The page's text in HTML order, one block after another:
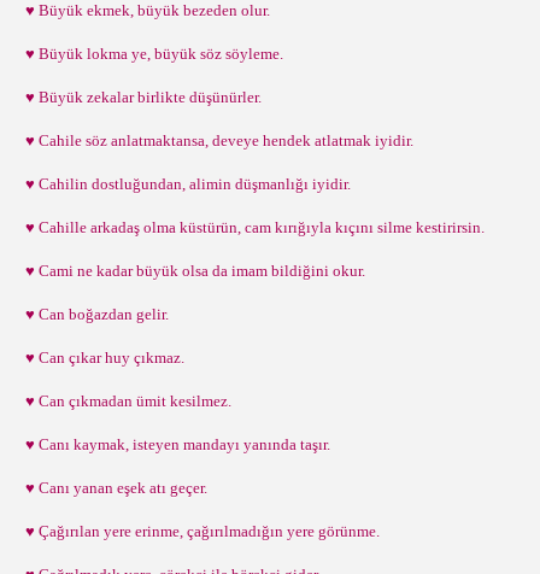
♥ Büyük ekmek, büyük bezeden olur.
♥ Büyük lokma ye, büyük söz söyleme.
♥ Büyük zekalar birlikte düşünürler.
♥ Cahile söz anlatmaktansa, deveye hendek atlatmak iyidir.
♥ Cahilin dostluğundan, alimin düşmanlığı iyidir.
♥ Cahille arkadaş olma küstürün, cam kırığıyla kıçını silme kestirirsin.
♥ Cami ne kadar büyük olsa da imam bildiğini okur.
♥ Can boğazdan gelir.
♥ Can çıkar huy çıkmaz.
♥ Can çıkmadan ümit kesilmez.
♥ Canı kaymak, isteyen mandayı yanında taşır.
♥ Canı yanan eşek atı geçer.
♥ Çağırılan yere erinme, çağırılmadığın yere görünme.